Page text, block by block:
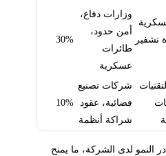
تشفير
وزارات دفاع،
أمن حدود،
طائرات
عسكرية
30%
شركات تصنيع
فضائية، عقود
شراكة أنظمة
10%
النمو لدى الشركة، ما يمنح